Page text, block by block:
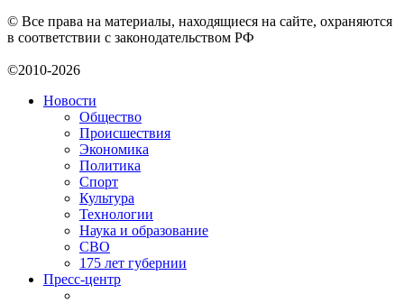
© Все права на материалы, находящиеся на сайте, охраняются
в соответствии с законодательством РФ
©2010-2026
Новости
Общество
Происшествия
Экономика
Политика
Спорт
Культура
Технологии
Наука и образование
СВО
175 лет губернии
Пресс-центр